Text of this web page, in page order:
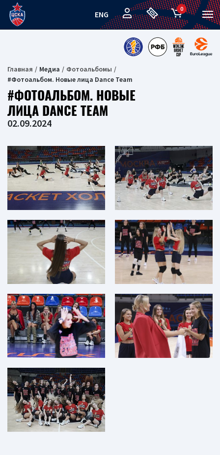
ENG
0
Главная Медиа
Фотоальбомы
#Фотоальбом. Новые лица Dance Team
#ФОТОАЛЬБОМ. НОВЫЕ
ЛИЦА DANCE TEAM
02.09.2024